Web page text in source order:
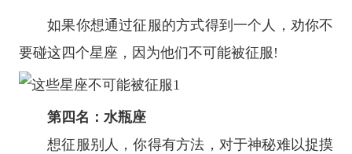
如果你想通过征服的方式得到一个人，劝你不
要碰这四个星座 ，因为他们不可能被征服!
第四名： 水瓶座
想征服别人，你得有方法，对于神秘难以捉摸